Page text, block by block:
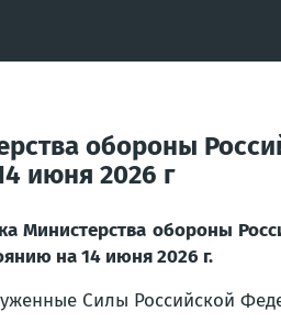
обороны
июня 2026 г
Министерства обороны
на 14 июня 2026 г.
Силы Российской